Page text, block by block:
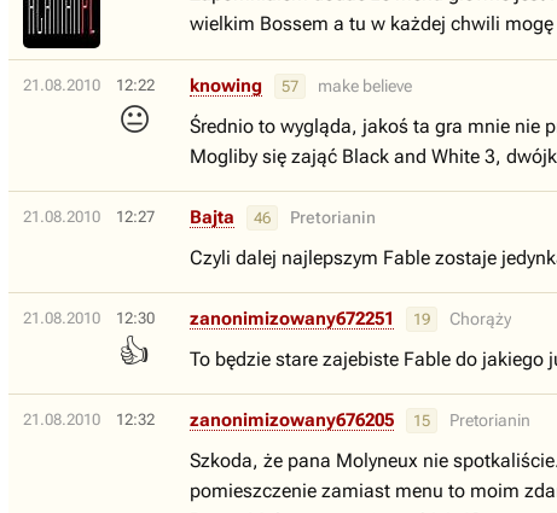
wielkim Bossem a tu w każdej chwili
21.08.2010 12:22
😐
knowing 57 make believe
Średnio to wygląda, jakoś ta gra mnie nie
Mogliby się zająć Black and White 3,
21.08.2010 12:27 Bajta 46 Pretorianin
Czyli dalej najlepszym Fable zostaje
21.08.2010 12:30
👍
zanonimizowany672251 19 Chorąży
To będzie stare zajebiste Fable do jakiego
21.08.2010 12:32 zanonimizowany676205 15 Pretorianin
Szkoda, że pana Molyneux nie
pomieszczenie zamiast menu to moim